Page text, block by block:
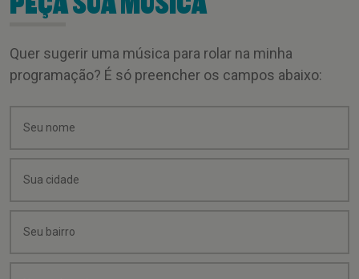
Quer sugerir uma música para rolar na minha
programação? É só preencher os campos abaixo: